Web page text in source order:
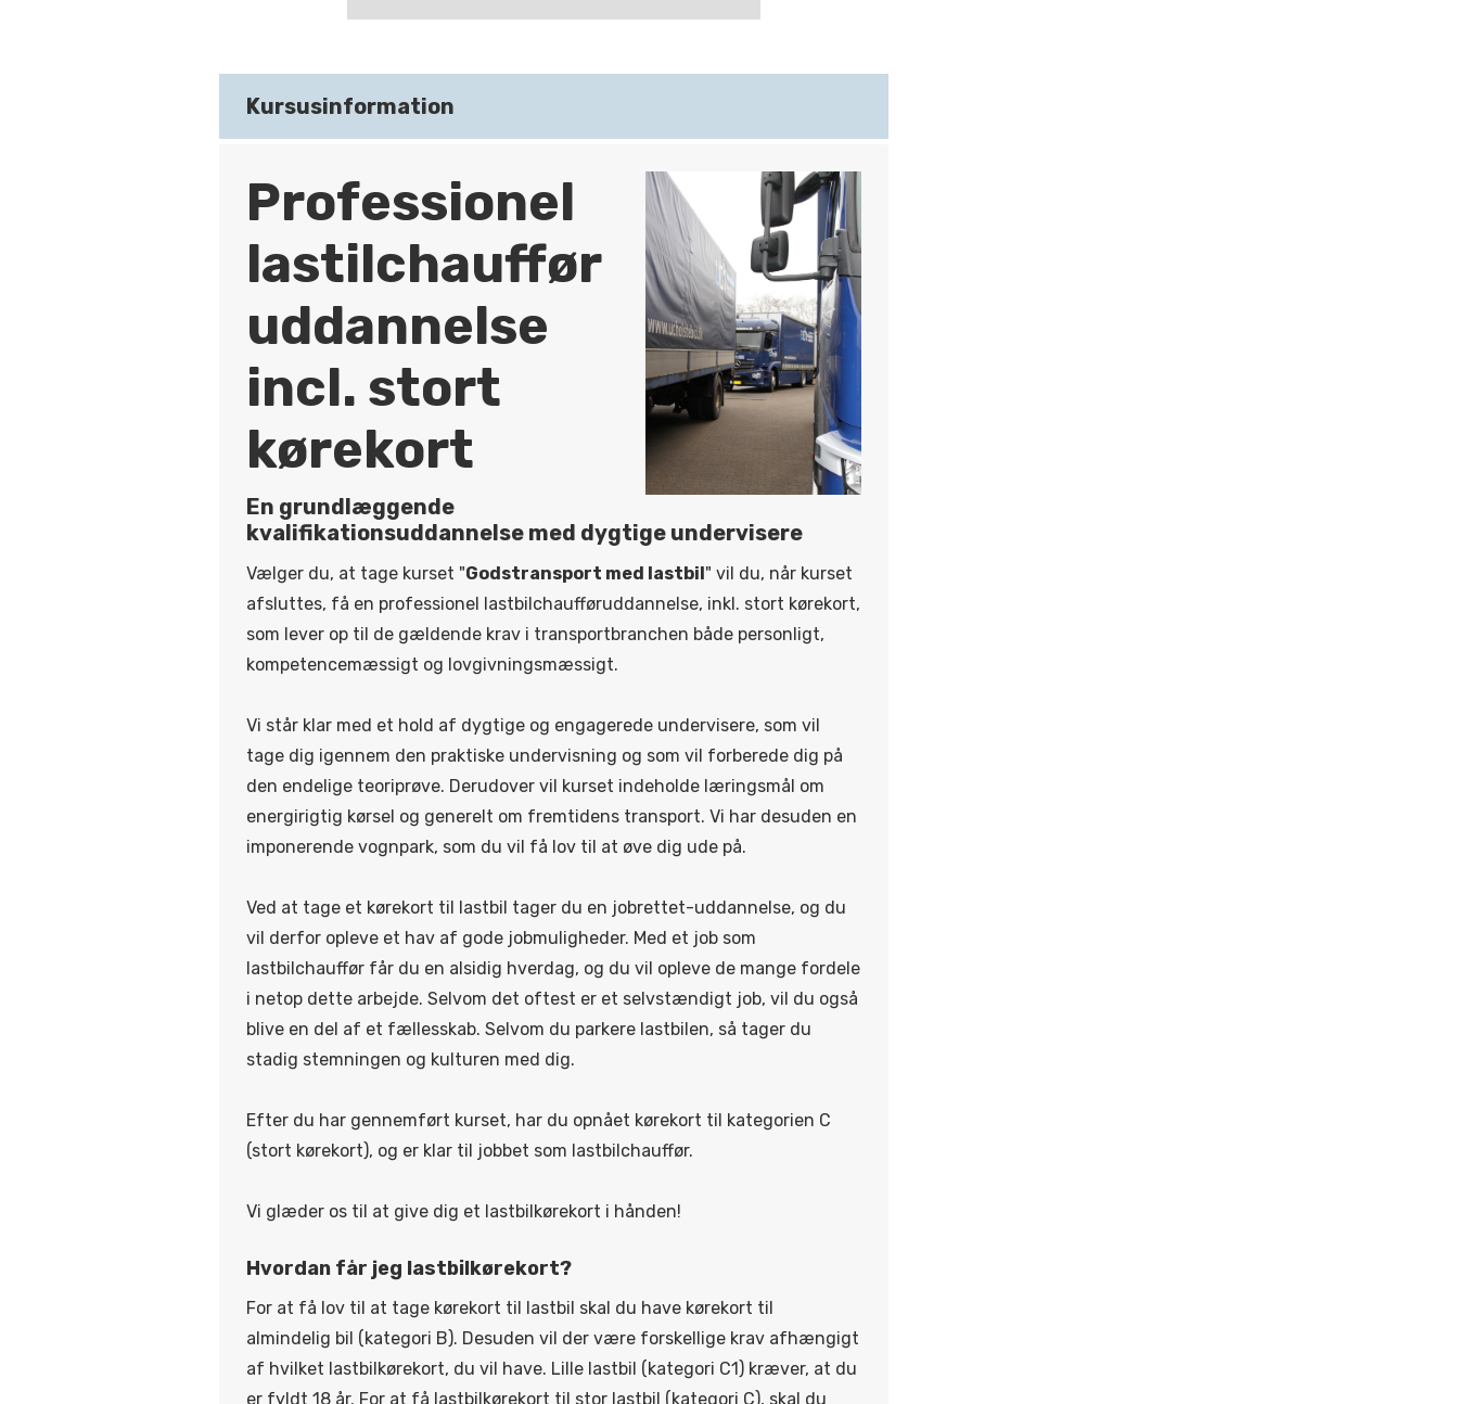
Kursusinformation
Professionel
lastilchauffør
uddannelse
incl. stort
kørekort
En grundlæggende
kvalifikationsuddannelse med dygtige undervisere
Vælger du, at tage kurset "Godstransport med lastbil " vil du, når kurset
afsluttes, få en professionel lastbilchaufføruddannelse, inkl. stort kørekort,
som lever op til de gældende krav i transportbranchen både personligt,
kompetencemæssigt og lovgivningsmæssigt.
Vi står klar med et hold af dygtige og engagerede undervisere, som vil
tage dig igennem den praktiske undervisning og som vil forberede dig på
den endelige teoriprøve. Derudover vil kurset indeholde læringsmål om
energirigtig kørsel og generelt om fremtidens transport. Vi har desuden en
imponerende vognpark, som du vil få lov til at øve dig ude på.
Ved at tage et kørekort til lastbil tager du en jobrettet-uddannelse, og du
vil derfor opleve et hav af gode jobmuligheder. Med et job som
lastbilchauffør får du en alsidig hverdag, og du vil opleve de mange fordele
i netop dette arbejde. Selvom det oftest er et selvstændigt job, vil du også
blive en del af et fællesskab. Selvom du parkere lastbilen, så tager du
stadig stemningen og kulturen med dig.
Efter du har gennemført kurset, har du opnået kørekort til kategorien C
(stort kørekort), og er klar til jobbet som lastbilchauffør.
Vi glæder os til at give dig et lastbilkørekort i hånden!
Hvordan får jeg lastbilkørekort?
For at få lov til at tage kørekort til lastbil skal du have kørekort til
almindelig bil (kategori B). Desuden vil der være forskellige krav afhængigt
af hvilket lastbilkørekort, du vil have. Lille lastbil (kategori C1) kræver, at du
er fyldt 18 år. For at få lastbilkørekort til stor lastbil (kategori C), skal du